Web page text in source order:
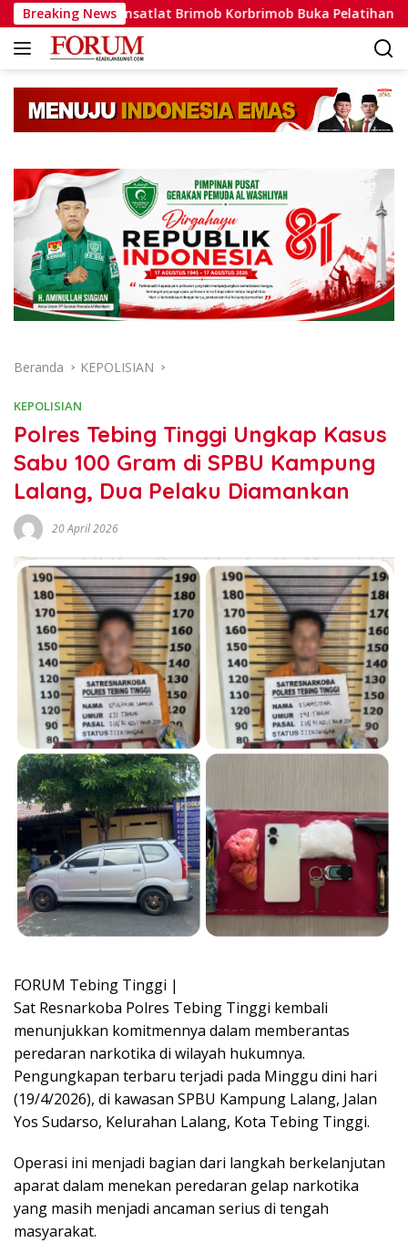
Langsung
ke
konten
Breaking News
Dansatlat Brimob Korbrimob Buka Pelatihan Wanteror
Beranda KEPOLISIAN
KEPOLISIAN
Polres Tebing Tinggi Ungkap Kasus
Sabu 100 Gram di SPBU Kampung
Lalang, Dua Pelaku Diamankan
20 April 2026
FORUM Tebing Tinggi |
Sat Resnarkoba Polres Tebing Tinggi kembali
menunjukkan komitmennya dalam memberantas
peredaran narkotika di wilayah hukumnya.
Pengungkapan terbaru terjadi pada Minggu dini hari
(19/4/2026), di kawasan SPBU Kampung Lalang, Jalan
Yos Sudarso, Kelurahan Lalang, Kota Tebing Tinggi.
Operasi ini menjadi bagian dari langkah berkelanjutan
aparat dalam menekan peredaran gelap narkotika
yang masih menjadi ancaman serius di tengah
masyarakat.